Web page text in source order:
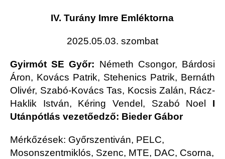
IV. Turány Imre Emléktorna
2025.05.03. szombat
Gyirmót SE Győr: Németh Csongor, Bárdosi
Áron, Kovács Patrik, Stehenics Patrik, Bernáth
Olivér, Szabó-Kovács Tas, Kocsis Zalán, Rácz-
Haklik István, Kéring Vendel, Szabó Noel I
Utánpótlás vezetőedző: Bieder Gábor
Mérkőzések: Győrszentiván, PELC,
Mosonszentmiklós, Szenc, MTE, DAC, Csorna,